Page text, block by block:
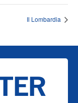
Il Lombardia